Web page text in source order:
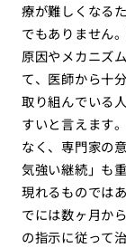
療が難しくなる
でもありません
原因やメカニズ
て、医師から十
取り組んでいる
すいと言えます
なく、専門家の
気強い継続」も
現れるものでは
でには数ヶ月か
の指示に従って